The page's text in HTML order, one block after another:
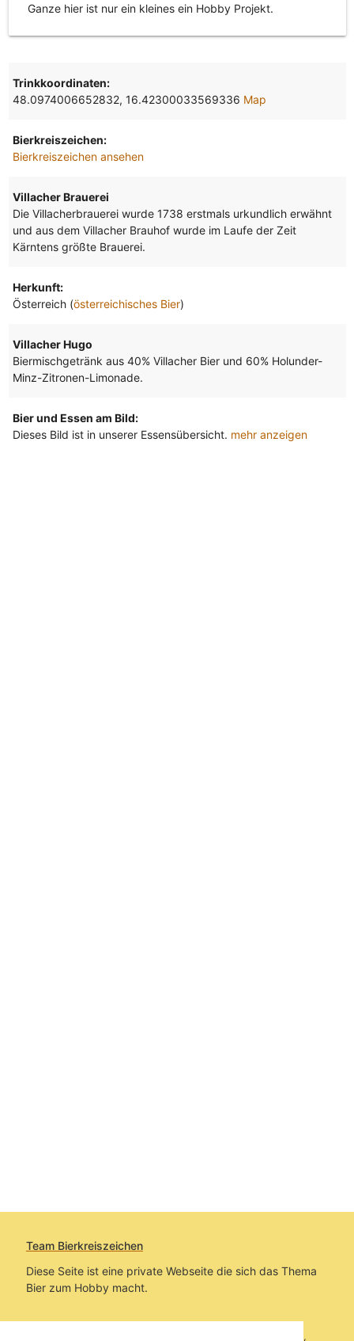
Ganze hier ist nur ein kleines ein Hobby Projekt.
Trinkkoordinaten:
48.0974006652832, 16.42300033569336 Map
Bierkreiszeichen:
Bierkreiszeichen ansehen
Villacher Brauerei
Die Villacherbrauerei wurde 1738 erstmals urkundlich erwähnt
und aus dem Villacher Brauhof wurde im Laufe der Zeit
Kärntens größte Brauerei.
Herkunft:
Österreich (österreichisches Bier)
Villacher Hugo
Biermischgetränk aus 40% Villacher Bier und 60% Holunder-
Minz-Zitronen-Limonade.
Bier und Essen am Bild:
Dieses Bild ist in unserer Essensübersicht. mehr anzeigen
Team Bierkreiszeichen
Diese Seite ist eine private Webseite die sich das Thema
Bier zum Hobby macht.